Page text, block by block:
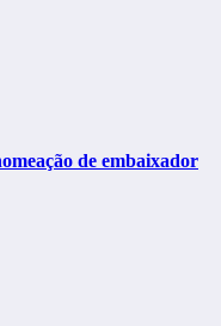
de embaixador